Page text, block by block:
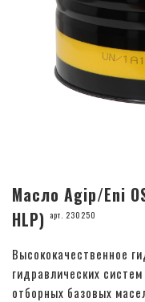
Масло Agip/Eni
HLP) арт. 230250
Высококачественное
гидравлических
отборных базовых